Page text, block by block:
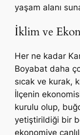
yaşam alanı
İklim ve
Her ne kadar
Boyabat daha
sıcak ve kurak,
İlçenin
kurulu olup,
yetiştirildiği bir
ekonomiye